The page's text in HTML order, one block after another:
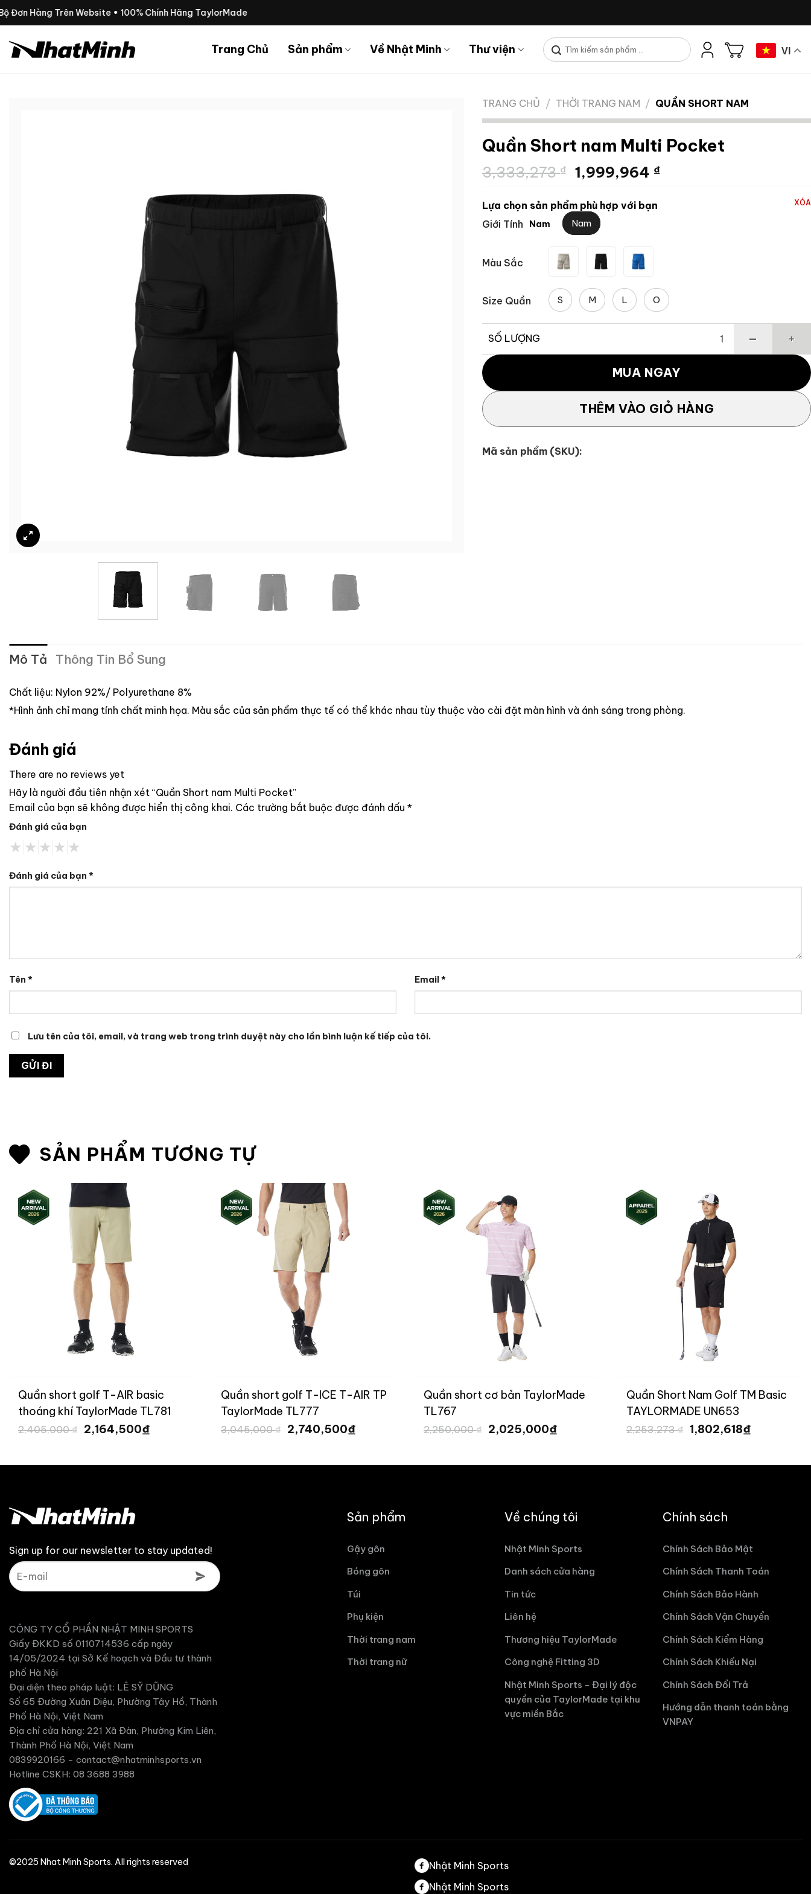
Chuyển
đến
dung
Đơn Hàng Trên Website • 100% Chính Hãng TaylorMade
Trang Chủ Sản phẩm Về Nhật Minh Thư viện
Tìm
kiếm:
VI
TRANG CHỦ / THỜI TRANG NAM / QUẦN SHORT NAM
Quần Short nam Multi Pocket
3,333,273₫
Giá
là:
3,333,273 ₫.
1,999,964 ₫Giá
Lựa chọn sản phẩm phù hợp với bạn
Giới Tính
Nam Nam
Màu Sắc
Size Quần S M L O
XÓA
SỐ LƯỢNG
Quần Short nam Multi Pocket số lượng
THÊM VÀO GIỎ HÀNG
MUA NGAY
Mã sản phẩm (SKU):
Mô Tả Thông Tin Bổ Sung
Chất liệu: Nylon 92%/ Polyurethane 8%
*Hình ảnh chỉ mang tính chất minh họa. Màu sắc của sản phẩm thực tế có thể khác nhau tùy thuộc vào cài đặt màn hình và ánh sáng trong phòng.
Đánh giá
There are no reviews yet
Hãy là người đầu tiên nhận xét “Quần Short nam Multi Pocket”
Email của bạn sẽ không được hiển thị công khai. Các trường bắt buộc được đánh dấu *
Đánh giá của bạn
Đánh giá của bạn *
Tên * Email *
Lưu tên của tôi, email, và trang web trong trình duyệt này cho lần bình luận kế tiếp của tôi.
SẢN PHẨM TƯƠNG TỰ
₫.
Quần short golf T-ICE T-AIR TP
TaylorMade TL777
3,045,000₫ Giá
gốc
2,740,500
2,740,500 ₫.
Quần short cơ bản TaylorMade
TL767
2,250,000₫ Giá
gốc
2,025,000
2,025,000 ₫.
Quần Short Nam Golf TM Basic
TAYLORMADE UN653
2,253,273₫ Giá
gốc
1,802,618
1,802,618 ₫.
Quần Short Nam Golf T-ICE
AIR TAYLORMADE UN651
2,650,000₫ Giá
gốc
2,120,000
Sign up for our newsletter to stay updated!
CÔNG TY CỔ PHẦN NHẬT MINH SPORTS
Giấy ĐKKD số 0110714536 cấp ngày
14/05/2024 tại Sở Kế hoạch và Đầu tư thành
phố Hà Nội
Đại diện theo pháp luật: LÊ SỸ DŨNG
Số 65 Đường Xuân Diệu, Phường Tây Hồ, Thành
Phố Hà Nội, Việt Nam
Địa chỉ cửa hàng: 221 Xã Đàn, Phường Kim Liên,
Thành Phố Hà Nội, Việt Nam
0839920166 - contact@nhatminhsports.vn
Hotline CSKH: 08 3688 3988
Sản phẩm
Gậy gôn
Bóng gôn
Túi
Phụ kiện
Thời trang nam
Thời trang nữ
Về chúng tôi
Nhật Minh Sports
Danh sách cửa hàng
Tin tức
Liên hệ
Thương hiệu TaylorMade
Công nghệ Fitting 3D
Nhật Minh Sports - Đại lý độc
quyền của TaylorMade tại khu
vực miền Bắc
Chính sách
Chính Sách Bảo Mật
Chính Sách Thanh Toán
Chính Sách Bảo Hành
Chính Sách Vận Chuyển
Chính Sách Kiểm Hàng
Chính Sách Khiếu Nại
Chính Sách Đổi Trả
Hướng dẫn thanh toán bằng
VNPAY
©2025 Nhat Minh Sports. All rights reserved
Nhật Minh Sports
Nhật Minh Sports